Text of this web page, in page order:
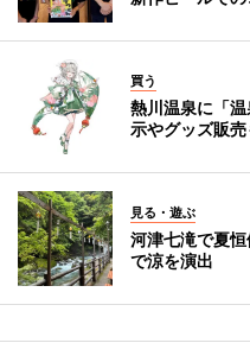
買う
熱川温泉に「
示やグッズ販売
見る・遊ぶ
河津七滝で夏
で涼を演出